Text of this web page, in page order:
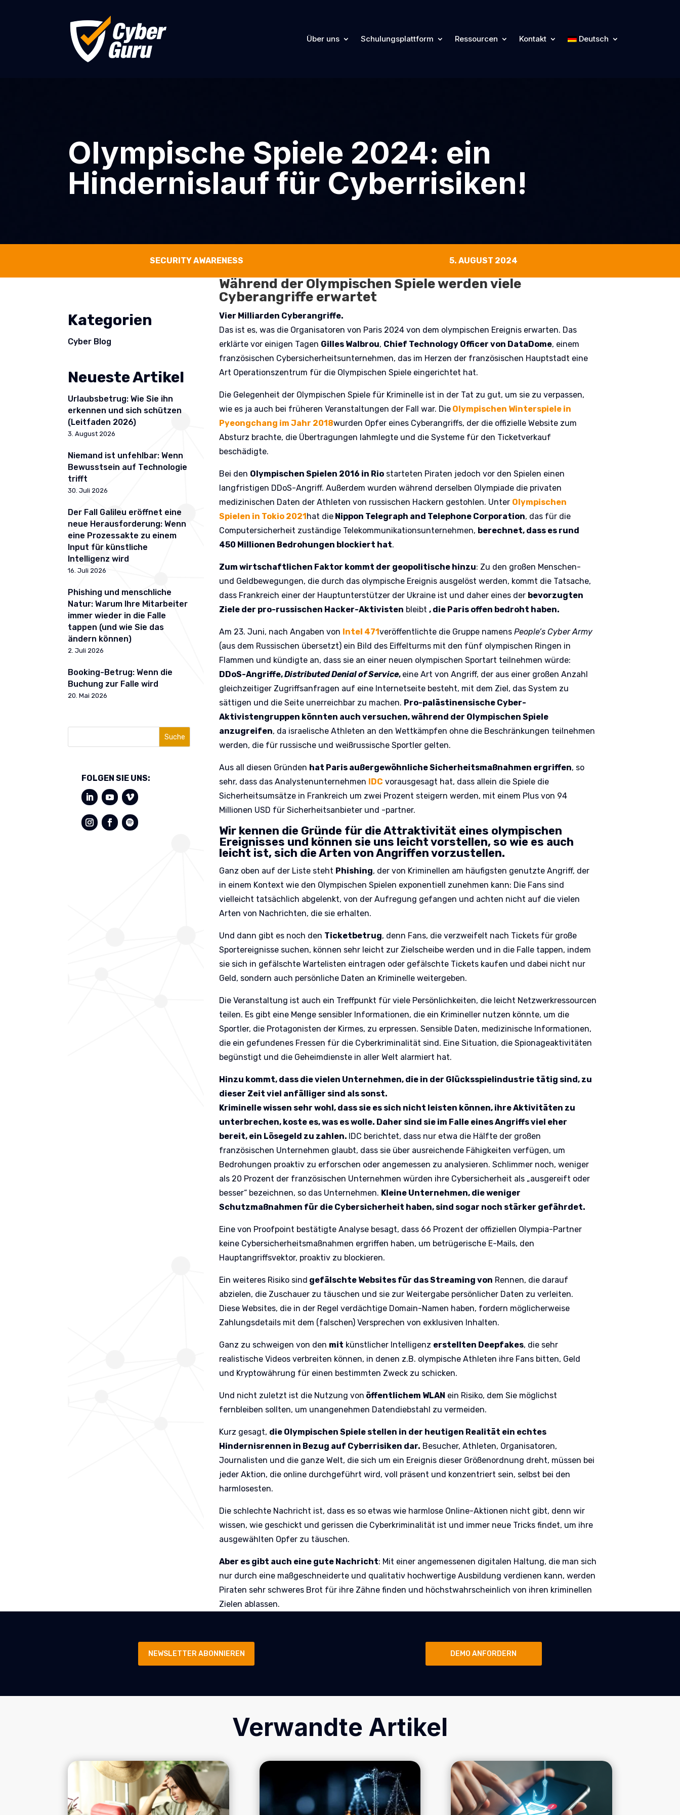
Über uns Schulungsplattform Ressourcen Kontakt Deutsch
Olympische Spiele 2024: ein
Hindernislauf für Cyberrisiken!
SECURITY AWARENESS 5. AUGUST 2024
Kategorien
Cyber Blog
Neueste Artikel
Urlaubsbetrug: Wie Sie ihn
erkennen und sich schützen
(Leitfaden 2026)
3. August 2026
Niemand ist unfehlbar: Wenn
Bewusstsein auf Technologie
trifft
30. Juli 2026
Der Fall Galileu eröffnet eine
neue Herausforderung: Wenn
eine Prozessakte zu einem
Input für künstliche
Intelligenz wird
16. Juli 2026
Phishing und menschliche
Natur: Warum Ihre Mitarbeiter
immer wieder in die Falle
tappen (und wie Sie das
ändern können)
2. Juli 2026
Booking-Betrug: Wenn die
Buchung zur Falle wird
20. Mai 2026
Suche
FOLGEN SIE UNS:
Während der Olympischen Spiele werden viele
Cyberangriffe erwartet
Vier Milliarden Cyberangriffe.
Das ist es, was die Organisatoren von Paris 2024 von dem olympischen Ereignis erwarten. Das
erklärte vor einigen Tagen Gilles Walbrou, Chief Technology Officer von DataDome, einem
französischen Cybersicherheitsunternehmen, das im Herzen der französischen Hauptstadt eine
Art Operationszentrum für die Olympischen Spiele eingerichtet hat.
Die Gelegenheit der Olympischen Spiele für Kriminelle ist in der Tat zu gut, um sie zu verpassen,
wie es ja auch bei früheren Veranstaltungen der Fall war. Die Olympischen Winterspiele in
Pyeongchang im Jahr 2018wurden Opfer eines Cyberangriffs, der die offizielle Website zum
Absturz brachte, die Übertragungen lahmlegte und die Systeme für den Ticketverkauf
beschädigte.
Bei den Olympischen Spielen 2016 in Rio starteten Piraten jedoch vor den Spielen einen
langfristigen DDoS-Angriff. Außerdem wurden während derselben Olympiade die privaten
medizinischen Daten der Athleten von russischen Hackern gestohlen. Unter Olympischen
Spielen in Tokio 2021hat die Nippon Telegraph and Telephone Corporation, das für die
Computersicherheit zuständige Telekommunikationsunternehmen, berechnet, dass es rund
450 Millionen Bedrohungen blockiert hat.
Zum wirtschaftlichen Faktor kommt der geopolitische hinzu: Zu den großen Menschen-
und Geldbewegungen, die durch das olympische Ereignis ausgelöst werden, kommt die Tatsache,
dass Frankreich einer der Hauptunterstützer der Ukraine ist und daher eines der bevorzugten
Ziele der pro-russischen Hacker-Aktivisten bleibt, die Paris offen bedroht haben.
Am 23. Juni, nach Angaben von Intel 471veröffentlichte die Gruppe namensPeople’s Cyber Army
(aus dem Russischen übersetzt) ein Bild des Eiffelturms mit den fünf olympischen Ringen in
Flammen und kündigte an, dass sie an einer neuen olympischen Sportart teilnehmen würde:
DDoS-Angriffe,Distributed Denial of Service, eine Art von Angriff, der aus einer großen Anzahl
gleichzeitiger Zugriffsanfragen auf eine Internetseite besteht, mit dem Ziel, das System zu
sättigen und die Seite unerreichbar zu machen. Pro-palästinensische Cyber-
Aktivistengruppen könnten auch versuchen, während der Olympischen Spiele
anzugreifen, da israelische Athleten an den Wettkämpfen ohne die Beschränkungen teilnehmen
werden, die für russische und weißrussische Sportler gelten.
Aus all diesen Gründen hat Paris außergewöhnliche Sicherheitsmaßnahmen ergriffen, so
sehr, dass das Analystenunternehmen IDC vorausgesagt hat, dass allein die Spiele die
Sicherheitsumsätze in Frankreich um zwei Prozent steigern werden, mit einem Plus von 94
Millionen USD für Sicherheitsanbieter und -partner.
Wir kennen die Gründe für die Attraktivität eines olympischen
Ereignisses und können sie uns leicht vorstellen, so wie es auch
leicht ist, sich die Arten von Angriffen vorzustellen.
Ganz oben auf der Liste steht Phishing, der von Kriminellen am häufigsten genutzte Angriff, der
in einem Kontext wie den Olympischen Spielen exponentiell zunehmen kann: Die Fans sind
vielleicht tatsächlich abgelenkt, von der Aufregung gefangen und achten nicht auf die vielen
Arten von Nachrichten, die sie erhalten.
Und dann gibt es noch den Ticketbetrug, denn Fans, die verzweifelt nach Tickets für große
Sportereignisse suchen, können sehr leicht zur Zielscheibe werden und in die Falle tappen, indem
sie sich in gefälschte Wartelisten eintragen oder gefälschte Tickets kaufen und dabei nicht nur
Geld, sondern auch persönliche Daten an Kriminelle weitergeben.
Die Veranstaltung ist auch ein Treffpunkt für viele Persönlichkeiten, die leicht Netzwerkressourcen
teilen. Es gibt eine Menge sensibler Informationen, die ein Krimineller nutzen könnte, um die
Sportler, die Protagonisten der Kirmes, zu erpressen. Sensible Daten, medizinische Informationen,
die ein gefundenes Fressen für die Cyberkriminalität sind. Eine Situation, die Spionageaktivitäten
begünstigt und die Geheimdienste in aller Welt alarmiert hat.
Hinzu kommt, dass die vielen Unternehmen, die in der Glücksspielindustrie tätig sind, zu
dieser Zeit viel anfälliger sind als sonst.
Kriminelle wissen sehr wohl, dass sie es sich nicht leisten können, ihre Aktivitäten zu
unterbrechen, koste es, was es wolle. Daher sind sie im Falle eines Angriffs viel eher
bereit, ein Lösegeld zu zahlen. IDC berichtet, dass nur etwa die Hälfte der großen
französischen Unternehmen glaubt, dass sie über ausreichende Fähigkeiten verfügen, um
Bedrohungen proaktiv zu erforschen oder angemessen zu analysieren. Schlimmer noch, weniger
als 20 Prozent der französischen Unternehmen würden ihre Cybersicherheit als „ausgereift oder
besser“ bezeichnen, so das Unternehmen. Kleine Unternehmen, die weniger
Schutzmaßnahmen für die Cybersicherheit haben, sind sogar noch stärker gefährdet.
Eine von Proofpoint bestätigte Analyse besagt, dass 66 Prozent der offiziellen Olympia-Partner
keine Cybersicherheitsmaßnahmen ergriffen haben, um betrügerische E-Mails, den
Hauptangriffsvektor, proaktiv zu blockieren.
Ein weiteres Risiko sind gefälschte Websites für das Streaming von Rennen, die darauf
abzielen, die Zuschauer zu täuschen und sie zur Weitergabe persönlicher Daten zu verleiten.
Diese Websites, die in der Regel verdächtige Domain-Namen haben, fordern möglicherweise
Zahlungsdetails mit dem (falschen) Versprechen von exklusiven Inhalten.
Ganz zu schweigen von den mit künstlicher Intelligenz erstellten Deepfakes, die sehr
realistische Videos verbreiten können, in denen z.B. olympische Athleten ihre Fans bitten, Geld
und Kryptowährung für einen bestimmten Zweck zu schicken.
Und nicht zuletzt ist die Nutzung von öffentlichem WLAN ein Risiko, dem Sie möglichst
fernbleiben sollten, um unangenehmen Datendiebstahl zu vermeiden.
Kurz gesagt, die Olympischen Spiele stellen in der heutigen Realität ein echtes
Hindernisrennen in Bezug auf Cyberrisiken dar. Besucher, Athleten, Organisatoren,
Journalisten und die ganze Welt, die sich um ein Ereignis dieser Größenordnung dreht, müssen bei
jeder Aktion, die online durchgeführt wird, voll präsent und konzentriert sein, selbst bei den
harmlosesten.
Die schlechte Nachricht ist, dass es so etwas wie harmlose Online-Aktionen nicht gibt, denn wir
wissen, wie geschickt und gerissen die Cyberkriminalität ist und immer neue Tricks findet, um ihre
ausgewählten Opfer zu täuschen.
Aber es gibt auch eine gute Nachricht: Mit einer angemessenen digitalen Haltung, die man sich
nur durch eine maßgeschneiderte und qualitativ hochwertige Ausbildung verdienen kann, werden
Piraten sehr schweres Brot für ihre Zähne finden und höchstwahrscheinlich von ihren kriminellen
Zielen ablassen.
NEWSLETTER ABONNIEREN DEMO ANFORDERN
Verwandte Artikel